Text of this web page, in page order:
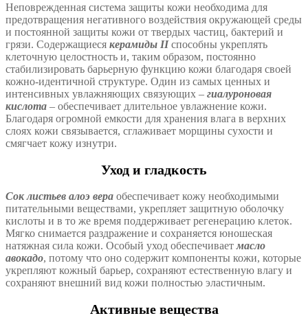
Неповрежденная система защиты кожи необходима для
предотвращения негативного воздействия окружающей среды
и постоянной защиты кожи от твердых частиц, бактерий и
грязи. Содержащиеся керамиды IIспособны укреплять
клеточную целостность и, таким образом, постоянно
стабилизировать барьерную функцию кожи благодаря своей
кожно-идентичной структуре. Один из самых ценных и
интенсивных увлажняющих связующих – гиалуроновая
кислота – обеспечивает длительное увлажнение кожи.
Благодаря огромной емкости для хранения влага в верхних
слоях кожи связывается, сглаживает морщины сухости и
смягчает кожу изнутри.
Уход и гладкость
Сок листьев алоэ вера обеспечивает кожу необходимыми
питательными веществами, укрепляет защитную оболочку
кислоты и в то же время поддерживает регенерацию клеток.
Мягко снимается раздражение и сохраняется юношеская
натяжная сила кожи. Особый уход обеспечиваетмасло
авокадо, потому что оно содержит компоненты кожи, которые
укрепляют кожный барьер, сохраняют естественную влагу и
сохраняют внешний вид кожи полностью эластичным.
Активные вещества